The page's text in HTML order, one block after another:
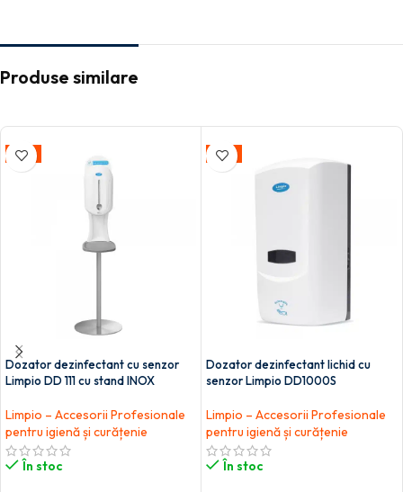
Produse similare
-30%
Dozator dezinfectant cu senzor
Limpio DD 111 cu stand INOX
Limpio – Accesorii Profesionale
pentru igienă și curățenie
În stoc
-7%
Dozator dezinfectant lichid cu
senzor Limpio DD1000S
Limpio – Accesorii Profesionale
pentru igienă și curățenie
În stoc